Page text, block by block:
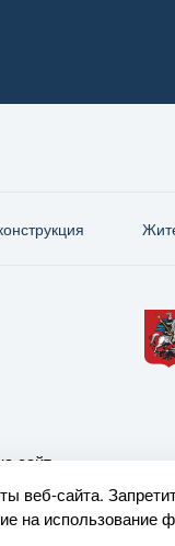
сайт
веб-сайта.
на использование